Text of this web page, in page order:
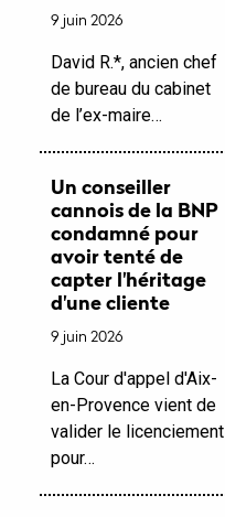
9 juin 2026
David R.*, ancien chef
de bureau du cabinet
de l’ex-maire…
Un conseiller
cannois de la BNP
condamné pour
avoir tenté de
capter l'héritage
d'une cliente
9 juin 2026
La Cour d'appel d'Aix-
en-Provence vient de
valider le licenciement
pour…